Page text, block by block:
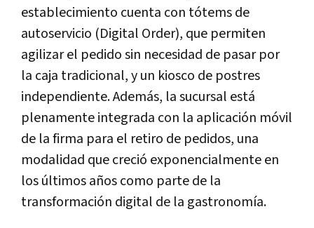
establecimiento cuenta con tótems de
autoservicio (Digital Order), que permiten
agilizar el pedido sin necesidad de pasar por
la caja tradicional, y un kiosco de postres
independiente. Además, la sucursal está
plenamente integrada con la aplicación móvil
de la firma para el retiro de pedidos, una
modalidad que creció exponencialmente en
los últimos años como parte de la
transformación digital de la gastronomía.